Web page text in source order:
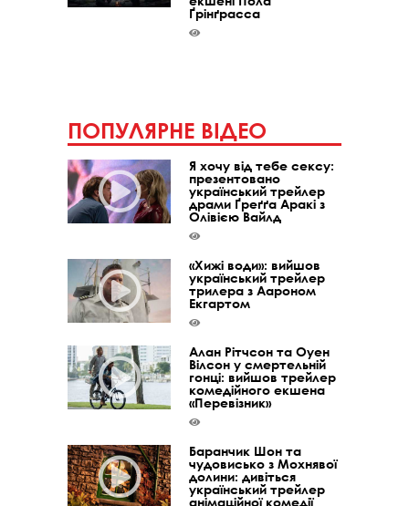
Ґрінґрасса
ПОПУЛЯРНЕ ВІДЕО
Я хочу від тебе сексу:
презентовано
український трейлер
драми Ґреґґа Аракі з
Олівією Вайлд
«Хижі води»: вийшов
український трейлер
трилера з Аароном
Екгартом
Алан Рітчсон та Оуен
Вілсон у смертельній
гонці: вийшов трейлер
комедійного екшена
«Перевізник»
Баранчик Шон та
чудовисько з Мохнявої
долини: дивіться
український трейлер
анімаційної комедії